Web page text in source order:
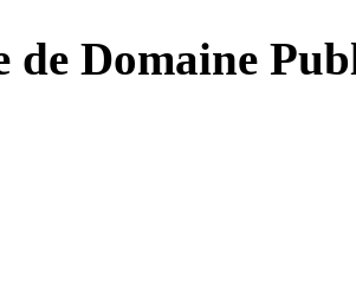
de Domaine